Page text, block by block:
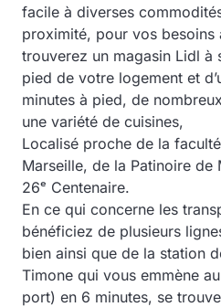
facile à diverses
proximité, pour vos besoins
trouverez un magasin Lidl à
pied de votre logement et
minutes à pied, de
une variété de cuisines,
Localisé proche de la
Marseille, de la Patinoire de
26ᵉ Centenaire.
En ce qui concerne les
bénéficiez de plusieurs
bien ainsi que de la station
Timone qui vous emmène
port) en 6 minutes, se